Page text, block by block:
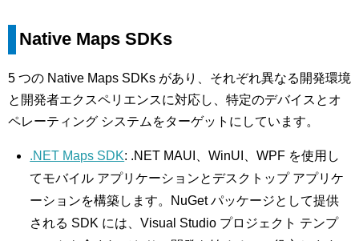
Native Maps SDKs
5 つの Native Maps SDKs があり、それぞれ異なる開発環境
と開発者エクスペリエンスに対応し、特定のデバイスとオ
ペレーティング システムをターゲットにしています。
.NET Maps SDK: .NET MAUI、WinUI、WPF を使用し
てモバイル アプリケーションとデスクトップ アプリケ
ーションを構築します。NuGet パッケージとして提供
される SDK には、Visual Studio プロジェクト テンプ